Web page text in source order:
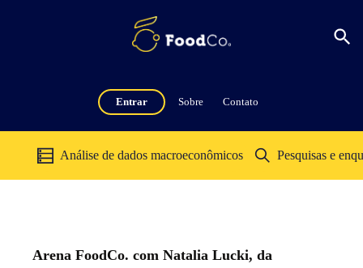
Entrar Sobre Contato
Análise de dados macroeconômicos Pesquisas e
Arena FoodCo. com Natalia Lucki, da